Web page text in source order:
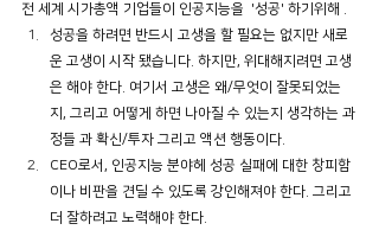
전 세계 시가총액 기업들이 인공지능을
'성공' 하기위해 .
성공을 하려면 반드시 고생을 할 필요는 없지만 새로
운 고생이 시작 됐습니다. 하지만, 위대해지려면 고생
은 해야 한다. 여기서 고생은 왜/무엇이 잘못되었는
지, 그리고 어떻게 하면 나아질 수 있는지 생각하는 과
정들 과 확신/투자 그리고 액션 행동이다.
CEO로서, 인공지능 분야헤 성공 실패에 대한 창피함
이나 비판을 견딜 수 있도록 강인해져야 한다. 그리고
더 잘하려고 노력해야 한다.